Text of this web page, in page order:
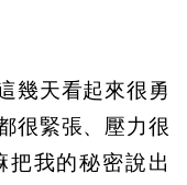
幾天看起來很勇
很緊張、壓力很
我的秘密說出